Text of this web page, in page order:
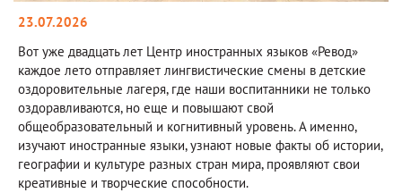
23.07.2026
Вот уже двадцать лет Центр иностранных языков «Ревод»
каждое лето отправляет лингвистические смены в детские
оздоровительные лагеря, где наши воспитанники не только
оздоравливаются, но еще и повышают свой
общеобразовательный и когнитивный уровень. А именно,
изучают иностранные языки, узнают новые факты об истории,
географии и культуре разных стран мира, проявляют свои
креативные и творческие способности.